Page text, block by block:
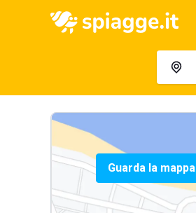
Guarda la mappa